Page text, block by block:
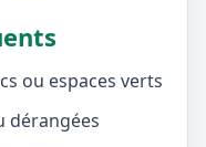
ou espaces verts
dérangées